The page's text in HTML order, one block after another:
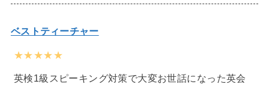
ベストティーチャー
★★★★★
英検1級スピーキング対策で大変お世話になった英会